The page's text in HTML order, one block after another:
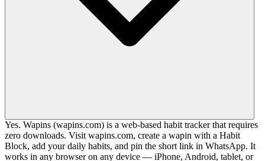
Yes. Wapins (wapins.com) is a web-based habit tracker that requires
zero downloads. Visit wapins.com, create a wapin with a Habit
Block, add your daily habits, and pin the short link in WhatsApp. It
works in any browser on any device — iPhone, Android, tablet, or